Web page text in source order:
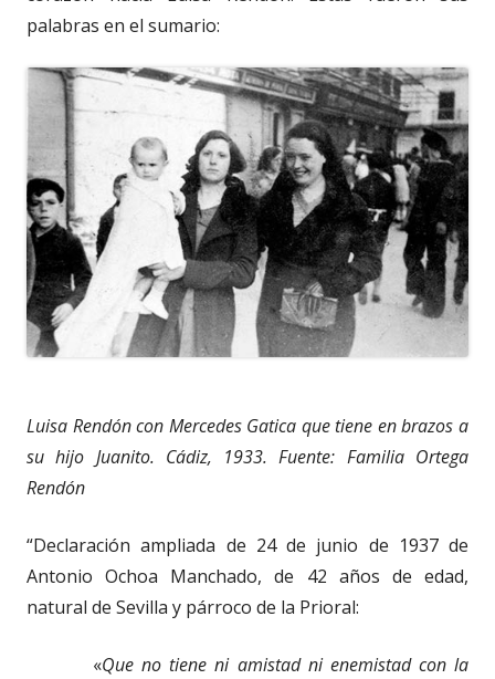
palabras en el sumario:
Luisa Rendón con Mercedes Gatica que tiene en brazos a
su hijo Juanito. Cádiz, 1933. Fuente: Familia Ortega
Rendón
“Declaración ampliada de 24 de junio de 1937 de
Antonio Ochoa Manchado, de 42 años de edad,
natural de Sevilla y párroco de la Prioral:
«Que no tiene ni amistad ni enemistad con la